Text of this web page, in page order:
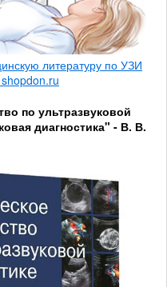
литературу по УЗИ
shopdon.ru
по ультразвуковой
диагностика" - В. В.